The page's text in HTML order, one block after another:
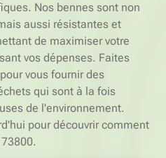
Nos bennes sont non
aussi résistantes et
de maximiser votre
vos dépenses. Faites
vous fournir des
qui sont à la fois
de l'environnement.
pour découvrir comment